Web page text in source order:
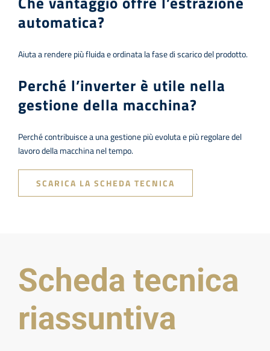
automatica?
Aiuta a rendere più fluida e ordinata la fase di scarico del prodotto.
Perché l’inverter è utile nella
gestione della macchina?
Perché contribuisce a una gestione più evoluta e più regolare del
lavoro della macchina nel tempo.
SCARICA LA SCHEDA TECNICA
Scheda tecnica
riassuntiva